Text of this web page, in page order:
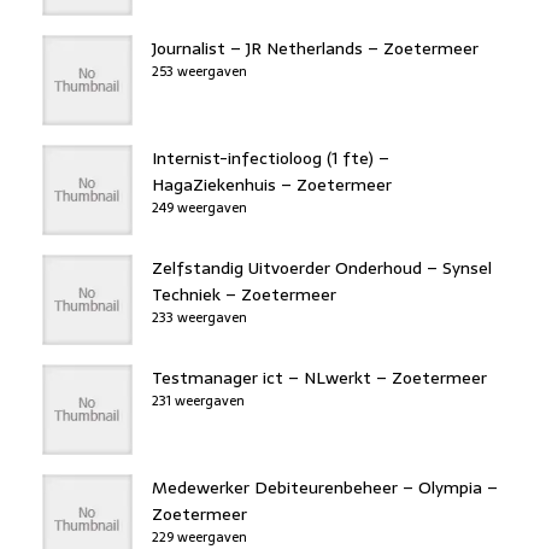
Journalist – JR Netherlands – Zoetermeer
253 weergaven
Internist-infectioloog (1 fte) –
HagaZiekenhuis – Zoetermeer
249 weergaven
Zelfstandig Uitvoerder Onderhoud – Synsel
Techniek – Zoetermeer
233 weergaven
Testmanager ict – NLwerkt – Zoetermeer
231 weergaven
Medewerker Debiteurenbeheer – Olympia –
Zoetermeer
229 weergaven